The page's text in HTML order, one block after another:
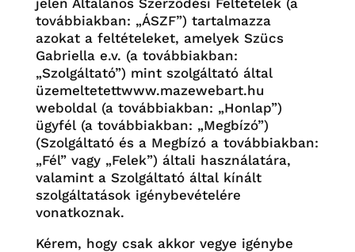
jelen Általános Szerződési Feltételek (a
továbbiakban: „ÁSZF”) tartalmazza
azokat a feltételeket, amelyek Szücs
Gabriella e.v. (a továbbiakban:
„Szolgáltató”) mint szolgáltató által
üzemeltetettwww.mazewebart.hu
weboldal (a továbbiakban: „Honlap”)
ügyfél (a továbbiakban: „Megbízó”)
(Szolgáltató és a Megbízó a továbbiakban:
„Fél” vagy „Felek”) általi használatára,
valamint a Szolgáltató által kínált
szolgáltatások igénybevételére
vonatkoznak.
Kérem, hogy csak akkor vegye igénybe